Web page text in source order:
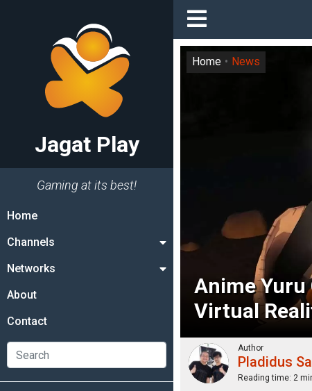
Jagat Play
Gaming at its best!
Home
Channels
Networks
About
Contact
Anime Yuru
Virtual
Home News
Author
Pladidus
Reading time: 2